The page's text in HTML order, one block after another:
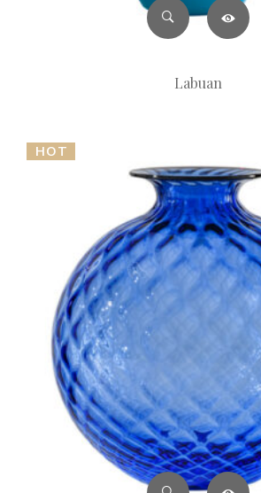
Labuan
HOT